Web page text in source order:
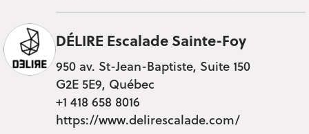
DÉLIRE Escalade Sainte-Foy
950 av. St-Jean-Baptiste, Suite 150
G2E 5E9, Québec
+1 418 658 8016
https://www.delirescalade.com/